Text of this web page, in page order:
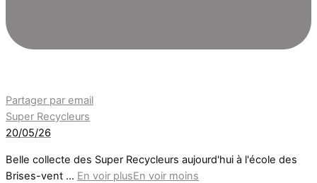
Partager par email
Super Recycleurs
20/05/26
Belle collecte des Super Recycleurs aujourd'hui à l'école des
Brises-vent ... En voir plusEn voir moins